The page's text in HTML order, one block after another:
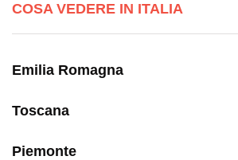
COSA VEDERE IN ITALIA
Emilia Romagna
Toscana
Piemonte